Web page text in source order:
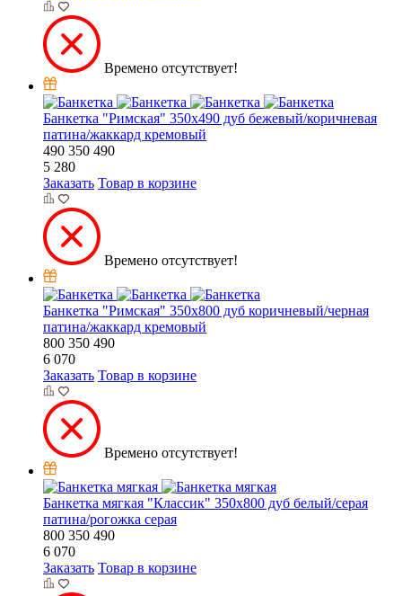
Времено отсутствует!
Банкетка "Римская" 350х490 дуб бежевый/коричневая
патина/жаккард кремовый
490 350 490
5 280
Заказать Товар в корзине
Времено отсутствует!
Банкетка "Римская" 350х800 дуб коричневый/черная
патина/жаккард кремовый
800 350 490
6 070
Заказать Товар в корзине
Времено отсутствует!
Банкетка мягкая "Классик" 350х800 дуб белый/серая
патина/рогожка серая
800 350 490
6 070
Заказать Товар в корзине